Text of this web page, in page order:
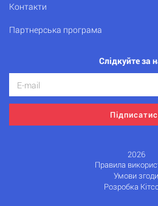
Контакти
Партнерська програма
Слідкуйте за
2026
Правила
Умови згоди
Розробка